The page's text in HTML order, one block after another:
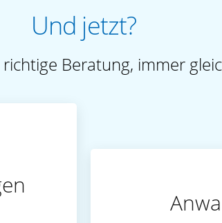
Und jetzt?
Beratung, immer